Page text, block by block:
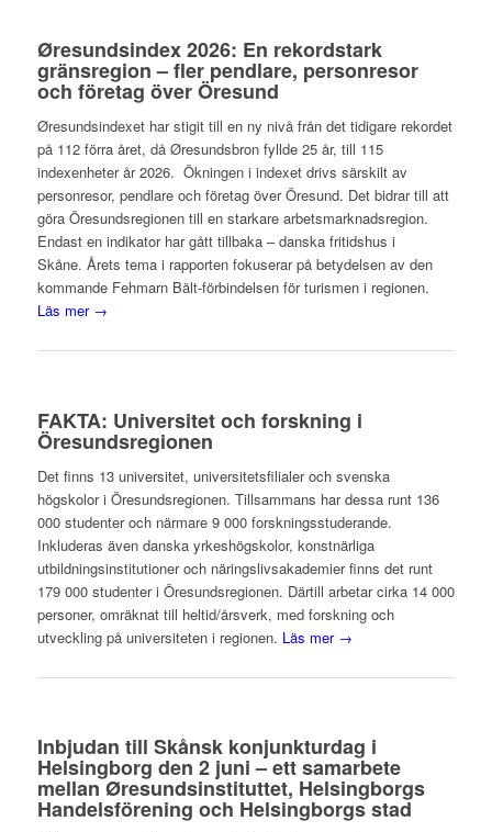
Øresundsindex 2026: En rekordstark
gränsregion – fler pendlare, personresor
och företag över Öresund
Øresundsindexet har stigit till en ny nivå från det tidigare rekordet
på 112 förra året, då Øresundsbron fyllde 25 år, till 115
indexenheter år 2026. Ökningen i indexet drivs särskilt av
personresor, pendlare och företag över Öresund. Det bidrar till att
göra Öresundsregionen till en starkare arbetsmarknadsregion.
Endast en indikator har gått tillbaka – danska fritidshus i
Skåne. Årets tema i rapporten fokuserar på betydelsen av den
kommande Fehmarn Bält-förbindelsen för turismen i regionen.
Läs mer →
FAKTA: Universitet och forskning i
Öresundsregionen
Det finns 13 universitet, universitetsfilialer och svenska
högskolor i Öresundsregionen. Tillsammans har dessa runt 136
000 studenter och närmare 9 000 forskningsstuderande.
Inkluderas även danska yrkeshögskolor, konstnärliga
utbildningsinstitutioner och näringslivsakademier finns det runt
179 000 studenter i Öresundsregionen. Därtill arbetar cirka 14 000
personer, omräknat till heltid/årsverk, med forskning och
utveckling på universiteten i regionen. Läs mer →
Inbjudan till Skånsk konjunkturdag i
Helsingborg den 2 juni – ett samarbete
mellan Øresundsinstituttet, Helsingborgs
Handelsförening och Helsingborgs stad